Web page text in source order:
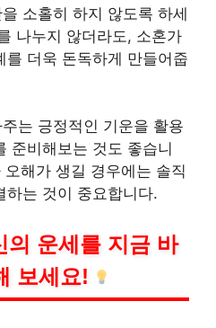
소홀히 하지 않도록 하세
나누지 않더라도, 소혼가
를 더욱 돈독하게 만들어줍
는 긍정적인 기운을 활용
준비해보는 것도 좋습니
해가 생길 경우에는 솔직
하는 것이 중요합니다.
의 운세를 지금 바
보세요!